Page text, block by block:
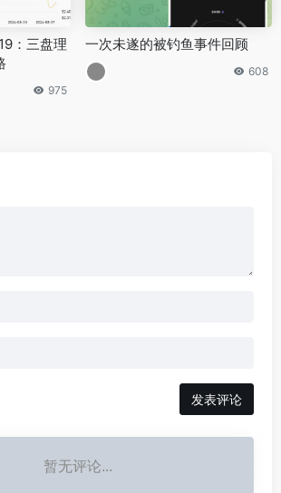
：三盘理
975
一次未遂的被钓鱼事件回顾
608
发表评论
暂无评论...